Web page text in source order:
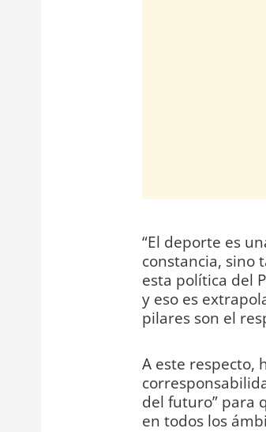
“El deporte es
constancia, sino
esta política del
y eso es
pilares son el
A este respecto,
del futuro” para
en todos los